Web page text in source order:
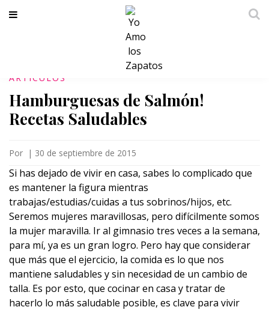
ARTICULOS
Hamburguesas de Salmón!
Recetas Saludables
Por | 30 de septiembre de 2015
Si has dejado de vivir en casa, sabes lo complicado que
es mantener la figura mientras
trabajas/estudias/cuidas a tus sobrinos/hijos, etc.
Seremos mujeres maravillosas, pero difícilmente somos
la mujer maravilla. Ir al gimnasio tres veces a la semana,
para mí, ya es un gran logro. Pero hay que considerar
que más que el ejercicio, la comida es lo que nos
mantiene saludables y sin necesidad de un cambio de
talla. Es por esto, que cocinar en casa y tratar de
hacerlo lo más saludable posible, es clave para vivir